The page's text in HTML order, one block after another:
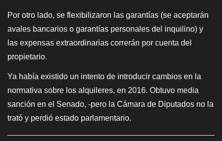
Por otro lado, se flexibilizaron las garantías (se aceptarán
avales bancarios o garantías personales del inquilino) y
las expensas extraordinarias correrán por cuenta del
propietario.
Ya había existido un intento de introducir cambios en la
normativa sobre los alquileres, en 2016. Obtuvo media
sanción en el Senado, -pero la Cámara de Diputados no la
trató y perdió estado parlamentario.